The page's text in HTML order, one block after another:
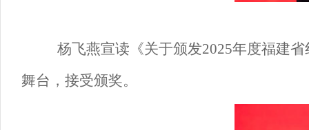
杨飞燕宣读 《关于颁发2025年度福建
舞台，接受颁奖。